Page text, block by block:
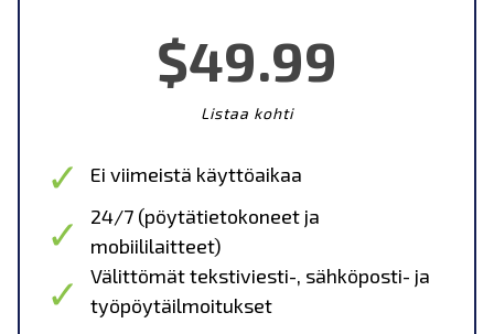
$49.99
Listaa kohti
Ei viimeistä käyttöaikaa
24/7 (pöytätietokoneet ja
mobiililaitteet)
Välittömät tekstiviesti-, sähköposti- ja
työpöytäilmoitukset